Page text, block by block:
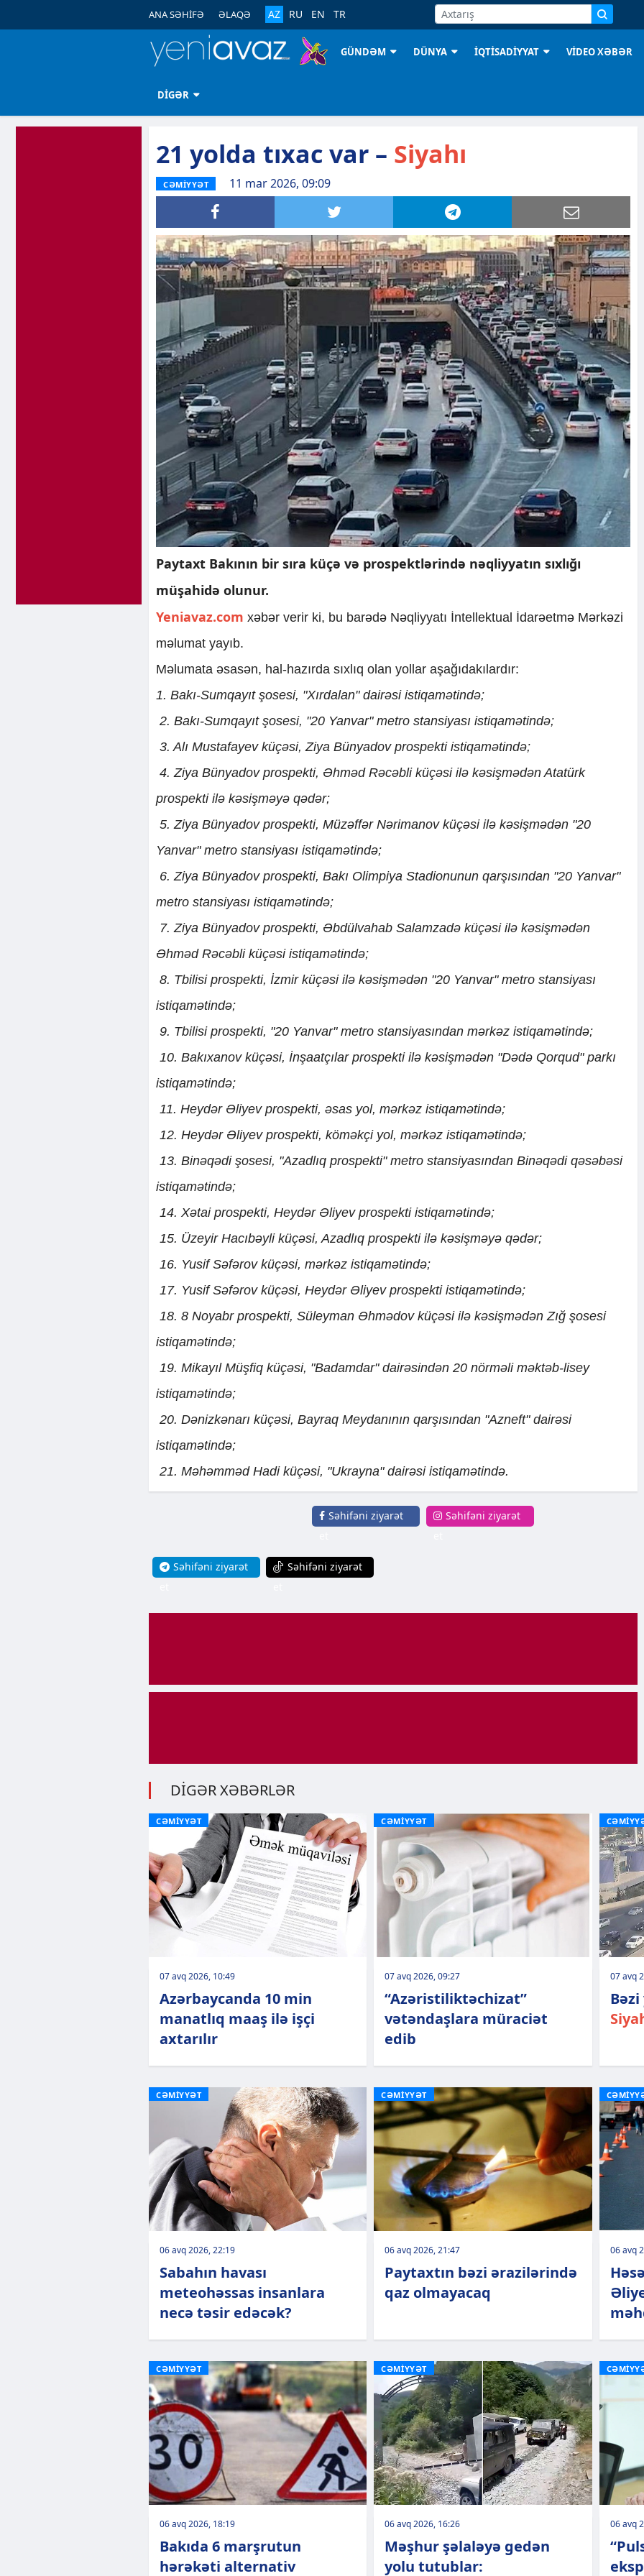
ANA SƏHİFƏ ƏLAQƏ AZ RU EN TR
GÜNDƏM DÜNYA İQTİSADİYYAT VİDEO XƏBƏR
DİGƏR
21 yolda tıxac var – Siyahı
CƏMİYYƏT 11 mar 2026, 09:09
Paytaxt Bakının bir sıra küçə və prospektlərində nəqliyyatın sıxlığı
müşahidə olunur.
Yeniavaz.com xəbər verir ki, bu barədə Nəqliyyatı İntellektual İdarəetmə Mərkəzi
məlumat yayıb.
Məlumata əsasən, hal-hazırda sıxlıq olan yollar aşağıdakılardır:
1. Bakı-Sumqayıt şosesi, "Xırdalan" dairəsi istiqamətində;
2. Bakı-Sumqayıt şosesi, "20 Yanvar" metro stansiyası istiqamətində;
3. Alı Mustafayev küçəsi, Ziya Bünyadov prospekti istiqamətində;
4. Ziya Bünyadov prospekti, Əhməd Rəcəbli küçəsi ilə kəsişmədən Atatürk
prospekti ilə kəsişməyə qədər;
5. Ziya Bünyadov prospekti, Müzəffər Nərimanov küçəsi ilə kəsişmədən "20
Yanvar" metro stansiyası istiqamətində;
6. Ziya Bünyadov prospekti, Bakı Olimpiya Stadionunun qarşısından "20 Yanvar"
metro stansiyası istiqamətində;
7. Ziya Bünyadov prospekti, Əbdülvahab Salamzadə küçəsi ilə kəsişmədən
Əhməd Rəcəbli küçəsi istiqamətində;
8. Tbilisi prospekti, İzmir küçəsi ilə kəsişmədən "20 Yanvar" metro stansiyası
istiqamətində;
9. Tbilisi prospekti, "20 Yanvar" metro stansiyasından mərkəz istiqamətində;
10. Bakıxanov küçəsi, İnşaatçılar prospekti ilə kəsişmədən "Dədə Qorqud" parkı
istiqamətində;
11. Heydər Əliyev prospekti, əsas yol, mərkəz istiqamətində;
12. Heydər Əliyev prospekti, köməkçi yol, mərkəz istiqamətində;
13. Binəqədi şosesi, "Azadlıq prospekti" metro stansiyasından Binəqədi qəsəbəsi
istiqamətində;
14. Xətai prospekti, Heydər Əliyev prospekti istiqamətində;
15. Üzeyir Hacıbəyli küçəsi, Azadlıq prospekti ilə kəsişməyə qədər;
16. Yusif Səfərov küçəsi, mərkəz istiqamətində;
17. Yusif Səfərov küçəsi, Heydər Əliyev prospekti istiqamətində;
18. 8 Noyabr prospekti, Süleyman Əhmədov küçəsi ilə kəsişmədən Zığ şosesi
istiqamətində;
19. Mikayıl Müşfiq küçəsi, "Badamdar" dairəsindən 20 nörməli məktəb-lisey
istiqamətində;
20. Dənizkənarı küçəsi, Bayraq Meydanının qarşısından "Azneft" dairəsi
istiqamətində;
21. Məhəmməd Hadi küçəsi, "Ukrayna" dairəsi istiqamətində.
Səhifəni ziyarət
Səhifəni ziyarət
Səhifəni ziyarət
Səhifəni ziyarət
DİGƏR XƏBƏRLƏR
CƏMİYYƏT
07 avq 2026, 10:49
Azərbaycanda 10 min
manatlıq maaş ilə işçi
axtarılır
CƏMİYYƏT
07 avq 2026, 09:27
“Azəristiliktəchizat”
vətəndaşlara müraciət
edib
07 avq
CƏMİYYƏT
06 avq 2026, 22:19
Sabahın havası
meteohəssas insanlara
necə təsir edəcək?
CƏMİYYƏT
06 avq 2026, 21:47
Paytaxtın bəzi ərazilərində
qaz olmayacaq
06 avq
CƏMİYYƏT
06 avq 2026, 18:19
Bakıda 6 marşrutun
hərəkəti alternativ
CƏMİYYƏT
06 avq 2026, 16:26
Məşhur şəlaləyə gedən
yolu tutublar:
06 avq